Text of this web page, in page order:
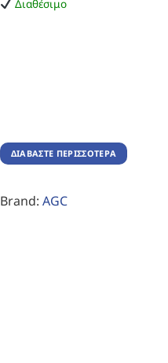
Διαθέσιμο
ΔΙΑΒΆΣΤΕ ΠΕΡΙΣΣΌΤΕΡΑ
Brand: AGC